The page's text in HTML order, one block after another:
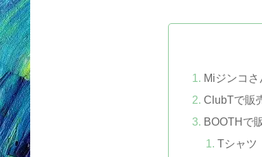
Miジンコ
ClubTで販
BOOTHで
Tシャツ